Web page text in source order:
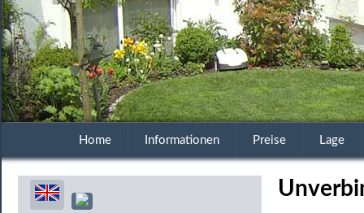
Home Informationen Preise Lage